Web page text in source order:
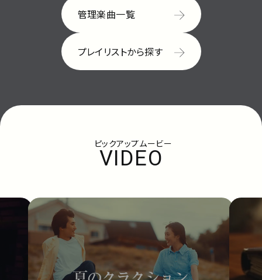
管理楽曲一覧
プレイリストから探す
VIDEO
ピックアップムービー